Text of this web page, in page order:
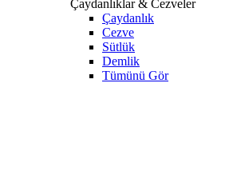
Çaydanlıklar & Cezveler
Çaydanlık
Cezve
Sütlük
Demlik
Tümünü Gör